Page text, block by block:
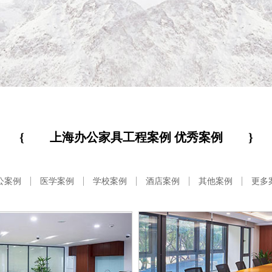
{ 上海办公家具工程案例 优秀案例 }
案例 医学案例 学校案例 酒店案例 其他案例 更多